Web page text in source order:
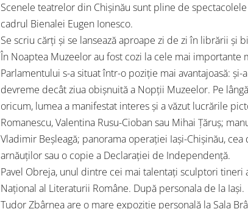
Scenele teatrelor din Chișinău sunt pline de
cadrul Bienalei Eugen Ionesco.
Se scriu cărți și se lansează aproape zi de zi în librării și
În Noaptea Muzeelor au fost cozi la cele mai importante
Parlamentului s-a situat într-o poziție mai avantajoasă:
devreme decât ziua obișnuită a Nopții Muzeelor. Pe
oricum, lumea a manifestat interes și a văzut lucrările
Romanescu, Valentina Rusu-Cioban sau Mihai Țăruș;
Vladimir Beșleagă; panorama operației Iași-Chișinău,
arnăuților sau o copie a Declarației de Independență.
Pavel Obreja, unul dintre cei mai talentați sculptori tineri
Național al Literaturii Române. După personala de la Iași.
Tudor Zbârnea are o mare expoziție personală la Sala